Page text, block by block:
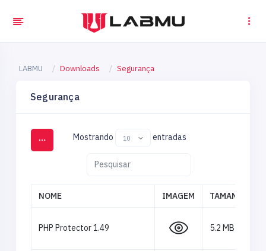
LABMU Downloads Segurança
Segurança
Mostrando entradas
NOME IMAGEM TAMANHO
PHP Protector 1.49 5.2 MB